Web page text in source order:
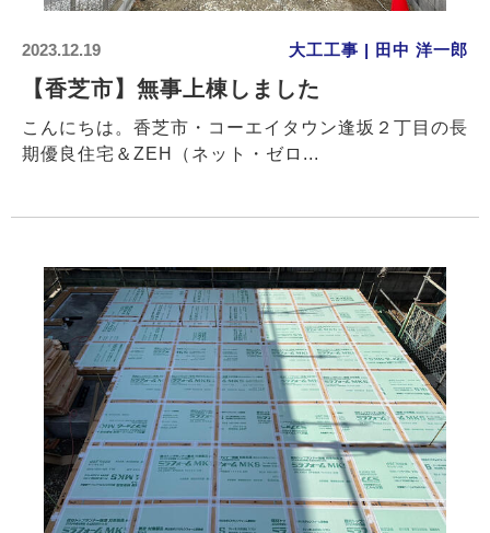
2023.12.19 大工工事 | 田中 洋一郎
【香芝市】無事上棟しました
こんにちは。香芝市・コーエイタウン逢坂２丁目の長
期優良住宅＆ZEH（ネット・ゼロ...